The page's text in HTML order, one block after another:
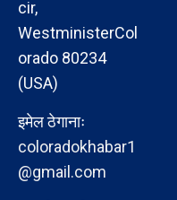
cir,
WestministerCol
orado 80234
(USA)
इमेल ठेगानाः
coloradokhabar1
@gmail.com